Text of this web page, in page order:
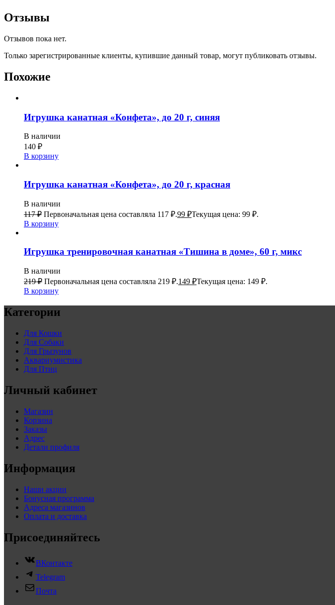
Отзывы
Отзывов пока нет.
Только зарегистрированные клиенты, купившие данный товар, могут публиковать отзывы.
Похожие
Игрушка канатная «Конфета», до 20 г, синяя
В наличии
140 ₽
В корзину
Игрушка канатная «Конфета», до 20 г, красная
В наличии
117₽ Первоначальная цена составляла 117 ₽.99 ₽Текущая цена: 99 ₽.
В корзину
Игрушка тренировочная канатная «Тишина в доме», 60 г, микс
В наличии
219₽ Первоначальная цена составляла 219 ₽.149 ₽Текущая цена: 149 ₽.
В корзину
Категории
Для Кошки
Для Собаки
Для Грызунов
Аквариумистика
Для Птиц
Личный кабинет
Магазин
Корзина
Заказы
Адрес
Детали профиля
Информация
Наши акции
Бонусная программа
Адреса магазинов
Оплата и доставка
Присоединяйтесь
ВКонтакте
Telegram
Почта